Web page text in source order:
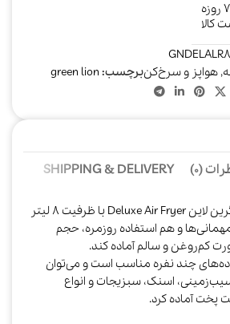
گارانتی ۷ روزه
کالا
, هواپز و سرخ‌کنبرچسب: green lion
(0)
SHIPPING & DELIVERY
سرخ‌کن بدون روغن گرین لاین Deluxe Air Fryer با ظرفیت ۸ لیتر
و هم استفاده روزمره، حجم
کم‌روغن و سالم آماده کند.
چند نفره مناسب است و می‌توان
اسنک، سبزیجات و انواع
پخت آماده کرد.